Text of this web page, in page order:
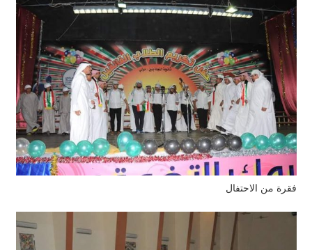
فقرة من الاحتفال